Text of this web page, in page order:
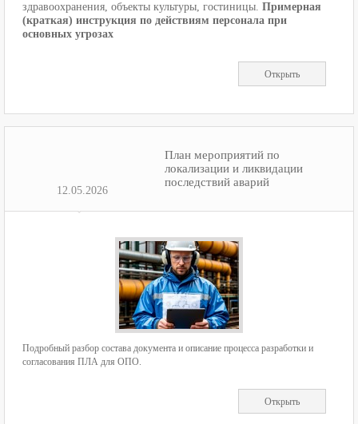
здравоохранения, объекты культуры, гостиницы. Примерная
(краткая) инструкция по действиям персонала при
основных угрозах
Открыть
12.05.2026
План мероприятий по
локализации и ликвидации
последствий аварий
Подробный разбор состава документа и описание процесса разработки и
согласования ПЛА для ОПО.
Открыть